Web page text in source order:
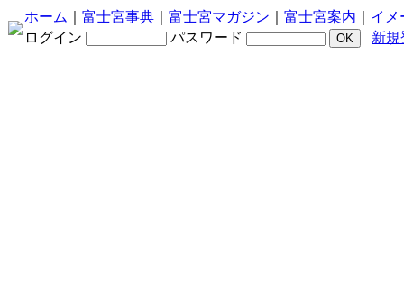
ホーム 富士宮事典 富士宮マガジン 富士宮案内
イメ
ログイン
パスワード 新規